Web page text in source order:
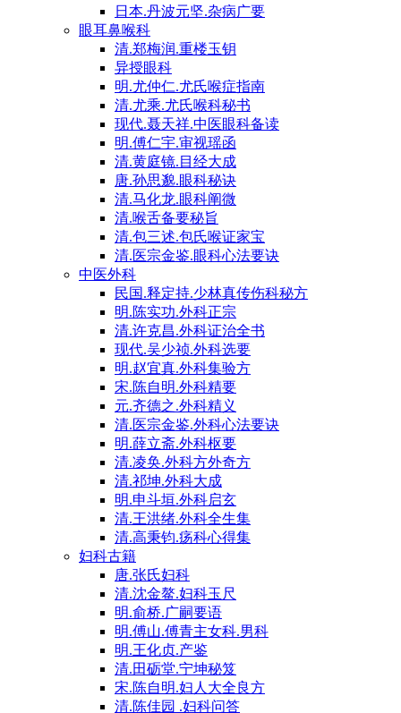
日本.丹波元坚.杂病广要
眼耳鼻喉科
清.郑梅润.重楼玉钥
异授眼科
明.尤仲仁.尤氏喉症指南
清.尤乘.尤氏喉科秘书
现代.聂天祥.中医眼科备读
明.傅仁宇.审视瑶函
清.黄庭镜.目经大成
唐.孙思邈.眼科秘诀
清.马化龙.眼科阐微
清.喉舌备要秘旨
清.包三述.包氏喉证家宝
清.医宗金鉴.眼科心法要诀
中医外科
民国.释定持.少林真传伤科秘方
明.陈实功.外科正宗
清.许克昌.外科证治全书
现代.吴少祯.外科选要
明.赵宜真.外科集验方
宋.陈自明.外科精要
元.齐德之.外科精义
清.医宗金鉴.外科心法要诀
明.薛立斋.外科枢要
清.凌奂.外科方外奇方
清.祁坤.外科大成
明.申斗垣.外科启玄
清.王洪绪.外科全生集
清.高秉钧.疡科心得集
妇科古籍
唐.张氏妇科
清.沈金鳌.妇科玉尺
明.俞桥.广嗣要语
明.傅山.傅青主女科.男科
明.王化贞.产鉴
清.田砺堂.宁坤秘笈
宋.陈自明.妇人大全良方
清.陈佳园 .妇科问答